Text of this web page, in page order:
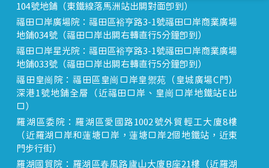
104號地鋪（東鐵線落馬洲站出關對面即到）
福田口岸廣場院：福田區裕亨路3-1號福田口岸商業廣場
地鋪034號（福田口岸出關右轉直行5分鐘即到）
福田口岸星光院：福田區裕亨路3-1號福田口岸商業廣場
地鋪033號（福田口岸出關右轉直行5分鐘即到）
福田皇崗院：福田區皇崗口岸皇禦苑（皇城廣場C門）
深港1號地鋪全層（近福田口岸、皇崗口岸地鐵站E出
口）
羅湖區委院：羅湖區愛國路1002號外貿輕工大廈8樓
（近羅湖口岸和蓮塘口岸，蓮塘口岸2個地鐵站，近東
門步行街）
羅湖國貿院：羅湖區春風路廬山大廈B座21樓（近羅湖